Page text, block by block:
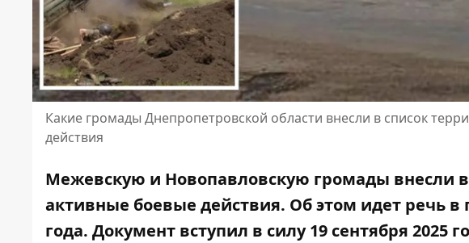
Какие громады Днепропетровской области внесли в список
действия
Межевскую и Новопавловскую громады внесли в
активные боевые действия. Об этом идет речь в
года. Документ вступил в силу 19 сентября 2025